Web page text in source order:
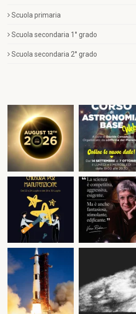
Scuola primaria
Scuola secondaria 1° grado
Scuola secondaria 2° grado